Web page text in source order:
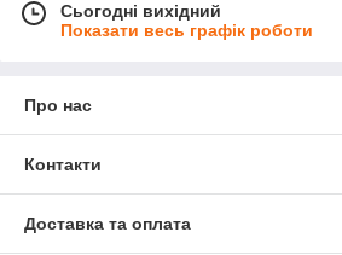
Сьогодні вихідний
Показати весь графік роботи
Про нас
Контакти
Доставка та оплата